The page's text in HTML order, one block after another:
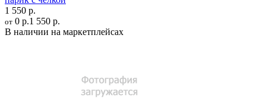
1 550 р.
от 0 р.1 550 р.
В наличии на маркетплейсах